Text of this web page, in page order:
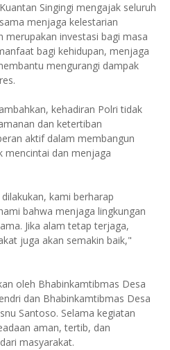
Singingi mengajak seluruh
menjaga kelestarian
merupakan investasi bagi masa
bagi kehidupan, menjaga
mengurangi dampak
kehadiran Polri tidak
dan ketertiban
aktif dalam membangun
mencintai dan menjaga
kami berharap
bahwa menjaga lingkungan
Jika alam tetap terjaga,
juga akan semakin baik,"
oleh Bhabinkamtibmas Desa
dan Bhabinkamtibmas Desa
Santoso. Selama kegiatan
aman, tertib, dan
masyarakat.